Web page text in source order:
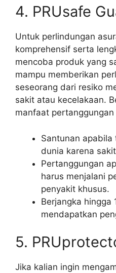
4. PRUsafe
Untuk perlindungan
komprehensif serta
mencoba produk yang
mampu memberikan
seseorang dari resiko
sakit atau kecelakaan.
manfaat
Santunan
dunia karena
Pertanggungan
harus menjalani
penyakit khusus.
Berjangka hingga
mendapatkan
5.
Jika kalian ingin